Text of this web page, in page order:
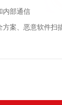
内部通信
方案、恶意软件扫